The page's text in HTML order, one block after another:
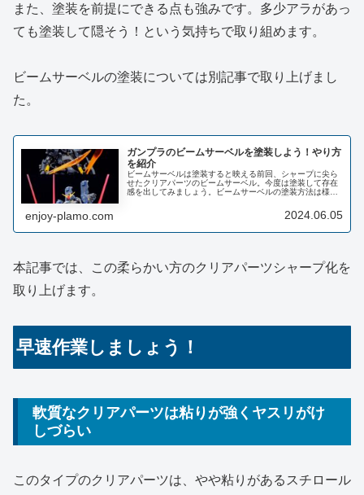
また、塗装を前提にできる点も強みです。多少アラがあっ
ても塗装して隠そう！という気持ちで取り組めます。
ビームサーベルの塗装については別記事で取り上げまし
た。
ガンプラのビームサーベルを塗装しよう！やり方
を紹介
ビームサーベルは塗装すると映える前回、シャープに尖ら
せたクリアパーツのビームサーベル。今度は塗装して存在
感を出してみましょう。ビームサーベルの塗装方法は様々
enjoy-plamo.com 2024.06.05
本記事では、この柔らかい方のクリアパーツシャープ化を
取り上げます。
早速作業しましょう！
軟質なクリアパーツは粘りが強くヤスリがけ
しづらい
このタイプのクリアパーツは、やや粘りがあるスチロール